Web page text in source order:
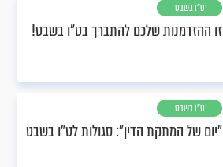
ט"ו בשבט
זו ההזדמנות שלכם להתברך בט"ו בשבט!
ט"ו בשבט
"יום של המתקת הדין": סגולות לט"ו בשבט